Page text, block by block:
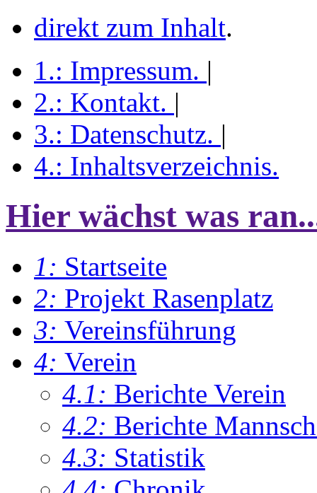
direkt zum Inhalt.
1.: Impressum. |
2.: Kontakt. |
3.: Datenschutz. |
4.: Inhaltsverzeichnis.
Hier wächst was
1: Startseite
2: Projekt Rasenplatz
3: Vereinsführung
4: Verein
4.1: Berichte Verein
4.2: Berichte
4.3: Statistik